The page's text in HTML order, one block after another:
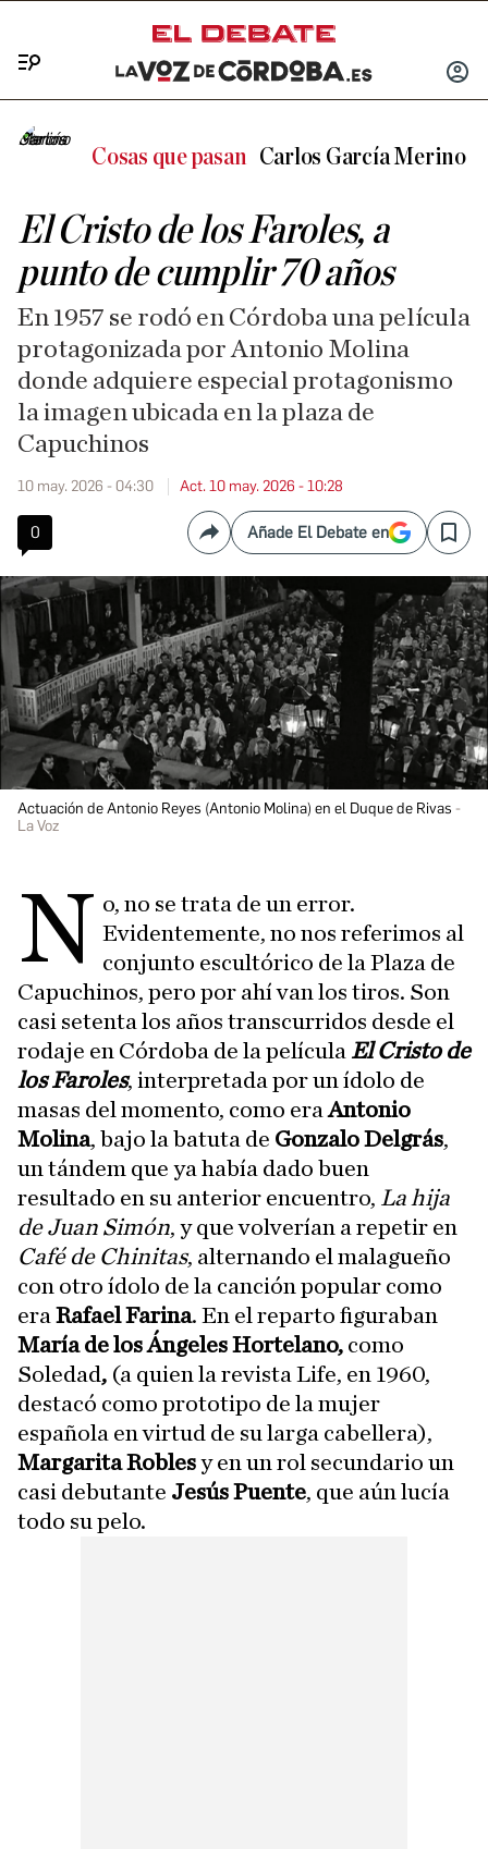
INICIAR
Cosas que pasan Carlos García Merino
El Cristo de los Faroles, a
punto de cumplir 70 años
En 1957 se rodó en Córdoba una película
protagonizada por Antonio Molina
donde adquiere especial protagonismo
la imagen ubicada en la plaza de
Capuchinos
10 may. 2026 - 04:30 Act. 10 may. 2026 - 10:28
0 CompartirAñade El Debate en Save
Actuación de Antonio Reyes (Antonio Molina) en el Duque de Rivas
La Voz
N o, no se trata de un error.
Evidentemente, no nos referimos al
conjunto escultórico de la Plaza de
Capuchinos, pero por ahí van los tiros. Son
casi setenta los años transcurridos desde el
rodaje en Córdoba de la película El Cristo de
los Faroles, interpretada por un ídolo de
masas del momento, como eraAntonio
Molina, bajo la batuta de Gonzalo Delgrás,
un tándem que ya había dado buen
resultado en su anterior encuentro, La hija
de Juan Simón, y que volverían a repetir en
Café de Chinitas, alternando el malagueño
con otro ídolo de la canción popular como
era Rafael Farina. En el reparto figuraban
María de los Ángeles Hortelano, como
Soledad , (a quien la revista Life, en 1960,
destacó como prototipo de la mujer
española en virtud de su larga cabellera),
Margarita Roblesy en un rol secundario un
casi debutante Jesús Puente, que aún lucía
todo su pelo.